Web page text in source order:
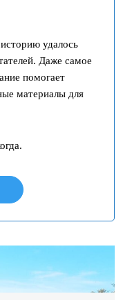
удалось
Даже самое
помогает
материалы для